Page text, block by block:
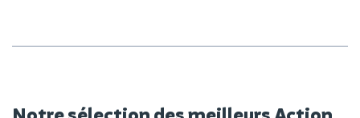
qu'avant ;)